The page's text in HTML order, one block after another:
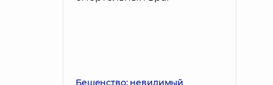
Бешенство: невидимый